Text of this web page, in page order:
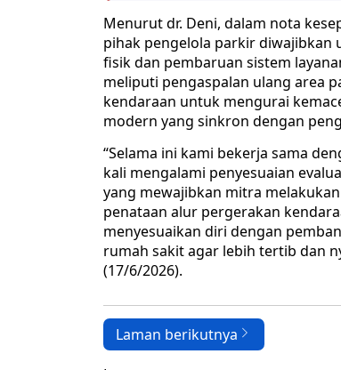
Menurut dr. Deni, dalam nota
pihak pengelola parkir diwajibkan
fisik dan pembaruan sistem
meliputi pengaspalan ulang area
kendaraan untuk mengurai
modern yang sinkron dengan
“Selama ini kami bekerja sama
kali mengalami penyesuaian
yang mewajibkan mitra
penataan alur pergerakan
menyesuaikan diri dengan
rumah sakit agar lebih tertib dan
(17/6/2026).
Laman berikutnya